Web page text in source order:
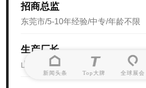
招商总监
东莞市/5-10年经验/中专/年龄不限
生产厂长
山东省/10年以上经验/高中/年龄不限
新闻头条 Top大牌 全球展会